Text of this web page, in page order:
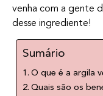
venha com a gente
desse ingrediente!
Sumário
O que é a argila
Quais são os